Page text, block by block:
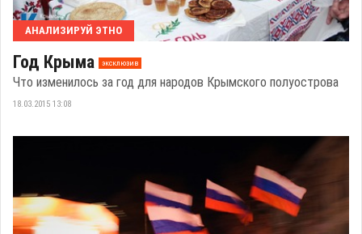
АНАЛИЗИРУЙ ЭТНО
Год Крыма эксклюзив
Что изменилось за год для народов Крымского полуострова
18.03.2015 13:08